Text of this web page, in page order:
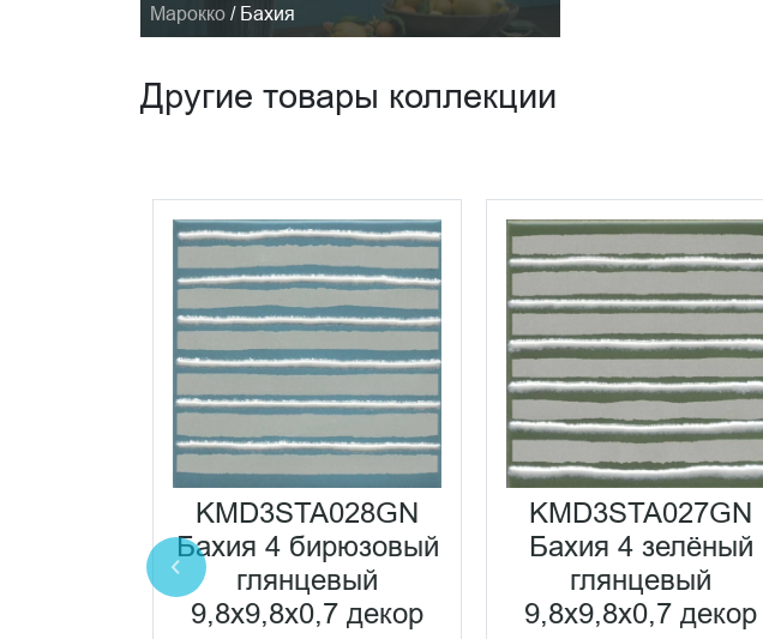
Марокко / Бахия
Другие товары коллекции
KMD3STA028GN
Бахия 4 бирюзовый
глянцевый
9,8x9,8x0,7 декор
KMD3STA027GN
Бахия 4 зелёный
глянцевый
9,8x9,8x0,7 декор